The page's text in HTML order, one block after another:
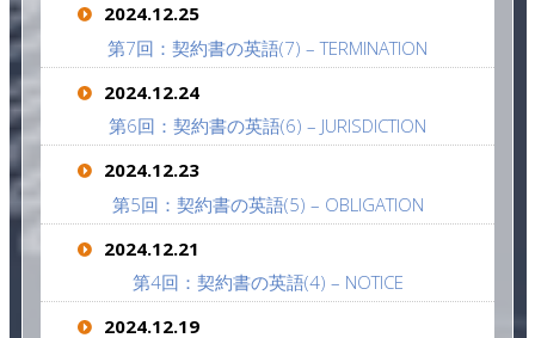
2024.12.25
第7回：契約書の英語(7) – TERMINATION
2024.12.24
第6回：契約書の英語(6) – JURISDICTION
2024.12.23
第5回：契約書の英語(5) – OBLIGATION
2024.12.21
第4回：契約書の英語(4) – NOTICE
2024.12.19